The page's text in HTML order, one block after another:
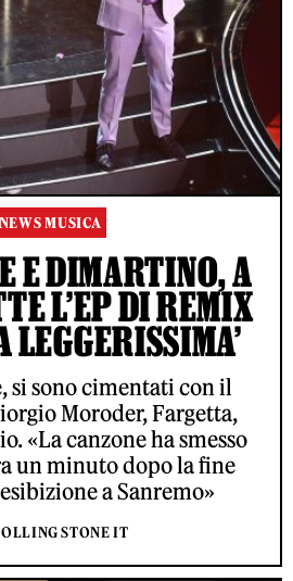
NEWS MUSICA
E DIMARTINO, A
L’EP DI REMIX
LEGGERISSIMA’
si sono cimentati con il
Moroder, Fargetta,
«La canzone ha smesso
un minuto dopo la fine
a Sanremo»
STONE IT